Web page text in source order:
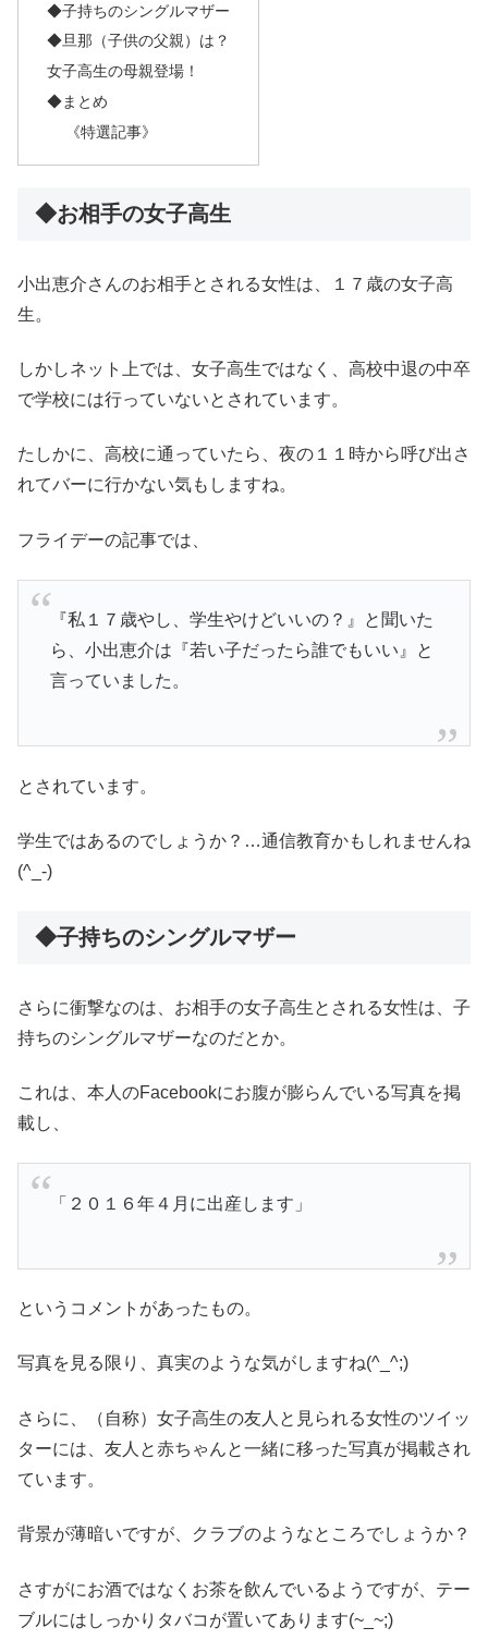
◆子持ちのシングルマザー
◆旦那（子供の父親）は？
女子高生の母親登場！
◆まとめ
《特選記事》
◆お相手の女子高生
小出恵介さんのお相手とされる女性は、１７歳の女子高
生。
しかしネット上では、女子高生ではなく、高校中退の中卒
で学校には行っていないとされています。
たしかに、高校に通っていたら、夜の１１時から呼び出さ
れてバーに行かない気もしますね。
フライデーの記事では、
『私１７歳やし、学生やけどいいの？』と聞いた
ら、小出恵介は『若い子だったら誰でもいい』と
言っていました。
とされています。
学生ではあるのでしょうか？…通信教育かもしれませんね
(^_-)
◆子持ちのシングルマザー
さらに衝撃なのは、お相手の女子高生とされる女性は、子
持ちのシングルマザーなのだとか。
これは、本人のFacebookにお腹が膨らんでいる写真を掲
載し、
「２０１６年４月に出産します」
というコメントがあったもの。
写真を見る限り、真実のような気がしますね(^_^;)
さらに、（自称）女子高生の友人と見られる女性のツイッ
ターには、友人と赤ちゃんと一緒に移った写真が掲載され
ています。
背景が薄暗いですが、クラブのようなところでしょうか？
さすがにお酒ではなくお茶を飲んでいるようですが、テー
ブルにはしっかりタバコが置いてあります(~_~;)